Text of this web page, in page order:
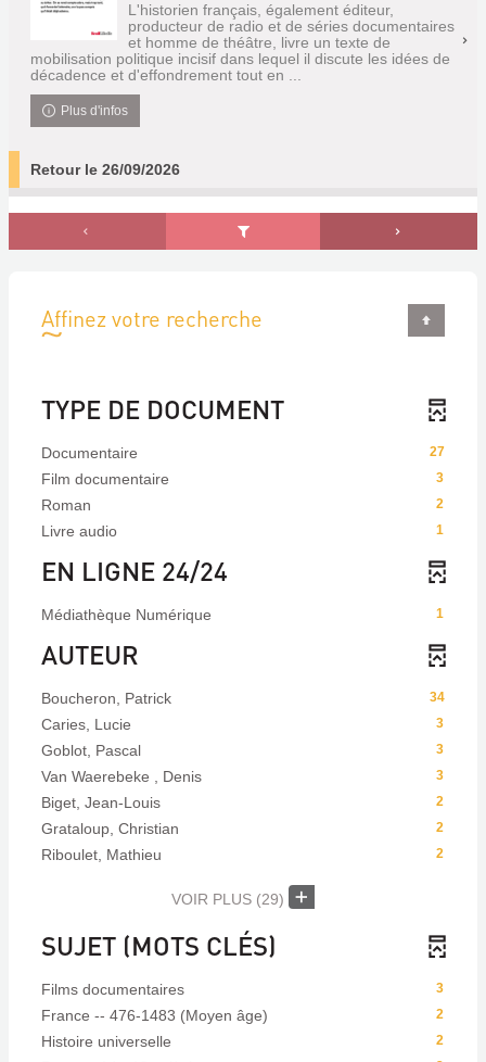
L'historien français, également éditeur,
producteur de radio et de séries documentaires
et homme de théâtre, livre un texte de
mobilisation politique incisif dans lequel il discute les idées de
décadence et d'effondrement tout en ...
Plus d'infos
Retour le 26/09/2026
Affinez votre recherche
TYPE DE DOCUMENT
27
Documentaire
3
Film documentaire
2
Roman
1
Livre audio
EN LIGNE 24/24
1
Médiathèque Numérique
AUTEUR
34
Boucheron, Patrick
3
Caries, Lucie
3
Goblot, Pascal
3
Van Waerebeke , Denis
2
Biget, Jean-Louis
2
Grataloup, Christian
2
Riboulet, Mathieu
VOIR PLUS (29)
SUJET (MOTS CLÉS)
3
Films documentaires
2
France -- 476-1483 (Moyen âge)
2
Histoire universelle